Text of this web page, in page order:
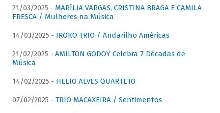
21/03/2025 - MARÍLIA VARGAS, CRISTINA BRAGA E CAMILA
FRESCA / Mulheres na Música
14/03/2025 - IROKO TRIO / Andarilho Américas
21/02/2025 - AMILTON GODOY Celebra 7 Décadas de
Música
14/02/2025 - HELIO ALVES QUARTETO
07/02/2025 - TRIO MACAXEIRA / Sentimentos